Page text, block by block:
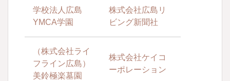
学校法人広島
YMCA学園
株式会社広島リ
ビング新聞社
（株式会社ライ
フライン広島）
美鈴極楽墓園
株式会社ケイコ
ーポレーション